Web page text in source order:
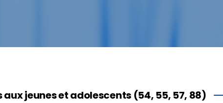
aux jeunes et adolescents (54, 55, 57, 88)